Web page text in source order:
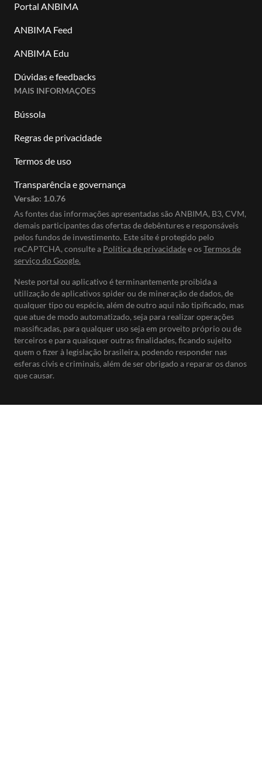
Portal ANBIMA
ANBIMA Feed
ANBIMA Edu
Dúvidas e feedbacks
MAIS INFORMAÇÕES
Bússola
Regras de privacidade
Termos de uso
Transparência e governança
Versão: 1.0.76
As fontes das informações apresentadas são ANBIMA, B3, CVM,
demais participantes das ofertas de debêntures e responsáveis
pelos fundos de investimento. Este site é protegido pelo
reCAPTCHA, consulte a Política de privacidadee osTermos de
serviço do Google.
Neste portal ou aplicativo é terminantemente proibida a
utilização de aplicativos spider ou de mineração de dados, de
qualquer tipo ou espécie, além de outro aqui não tipificado, mas
que atue de modo automatizado, seja para realizar operações
massificadas, para qualquer uso seja em proveito próprio ou de
terceiros e para quaisquer outras finalidades, ficando sujeito
quem o fizer à legislação brasileira, podendo responder nas
esferas civis e criminais, além de ser obrigado a reparar os danos
que causar.